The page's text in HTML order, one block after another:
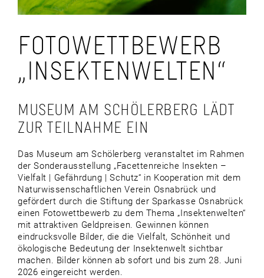
FOTOWETTBEWERB
„INSEKTENWELTEN“
MUSEUM AM SCHÖLERBERG LÄDT
ZUR TEILNAHME EIN
Das Museum am Schölerberg veranstaltet im Rahmen
der Sonderausstellung „Facettenreiche Insekten –
Vielfalt | Gefährdung | Schutz“ in Kooperation mit dem
Naturwissenschaftlichen Verein Osnabrück und
gefördert durch die Stiftung der Sparkasse Osnabrück
einen Fotowettbewerb zu dem Thema „Insektenwelten“
mit attraktiven Geldpreisen. Gewinnen können
eindrucksvolle Bilder, die die Vielfalt, Schönheit und
ökologische Bedeutung der Insektenwelt sichtbar
machen. Bilder können ab sofort und bis zum 28. Juni
2026 eingereicht werden.